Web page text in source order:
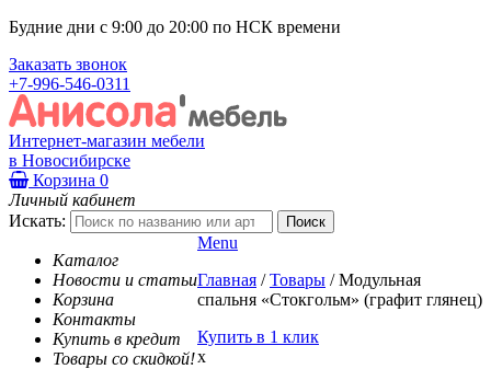
Будние дни с 9:00 до 20:00 по НСК времени
Заказать звонок
+7-996-546-0311
Интернет-магазин мебели
в Новосибирске
Корзина 0
Личный кабинет
Искать:
Каталог
Новости и статьи
Корзина
Контакты
Купить в кредит
Товары со скидкой!
Menu
Главная / Товары / Модульная
спальня «Стокгольм» (графит глянец)
Купить в 1 клик
x